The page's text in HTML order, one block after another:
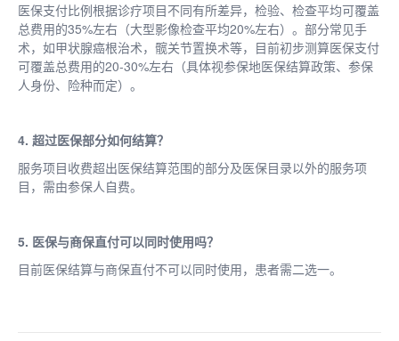
医保支付比例根据诊疗项目不同有所差异，检验、检查平均可覆盖
总费用的35%左右（大型影像检查平均20%左右）。部分常见手
术，如甲状腺癌根治术，髋关节置换术等，目前初步测算医保支付
可覆盖总费用的20-30%左右（具体视参保地医保结算政策、参保
人身份、险种而定）。
4. 超过医保部分如何结算？
服务项目收费超出医保结算范围的部分及医保目录以外的服务项
目，需由参保人自费。
5. 医保与商保直付可以同时使用吗？
目前医保结算与商保直付不可以同时使用，患者需二选一。